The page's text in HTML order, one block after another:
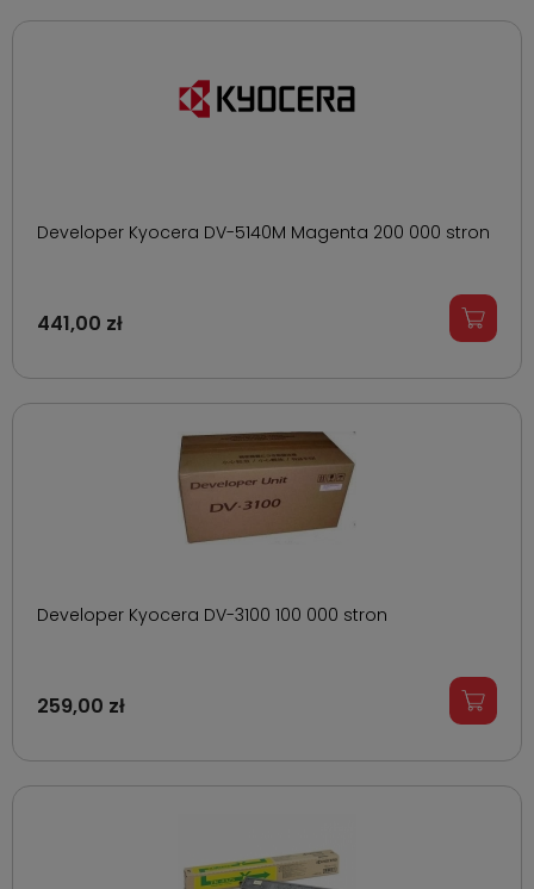
Developer Kyocera DV-5140M Magenta 200 000 stron
441,00 zł
Developer Kyocera DV-3100 100 000 stron
259,00 zł